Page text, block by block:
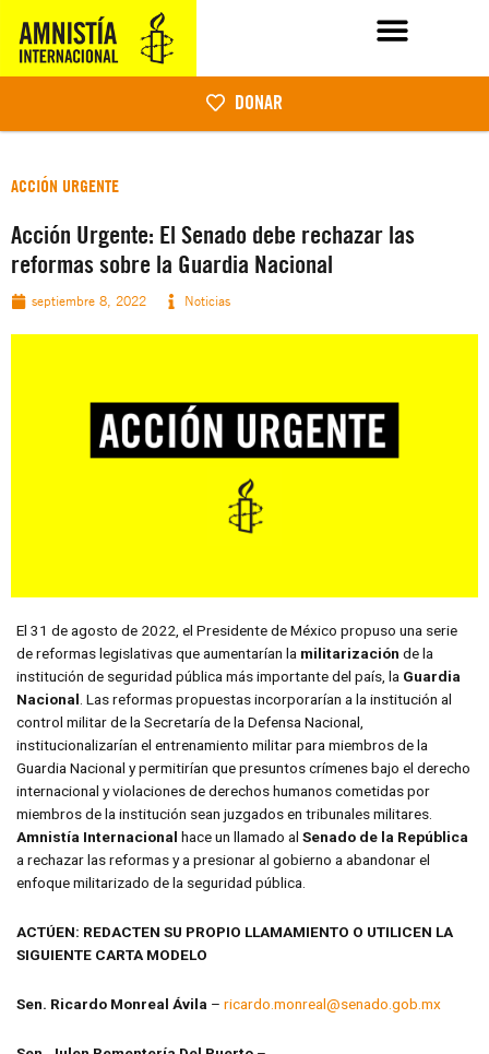
DONAR
ACCIÓN URGENTE
Acción Urgente: El Senado debe rechazar las
reformas sobre la Guardia Nacional
septiembre 8, 2022 Noticias
El 31 de agosto de 2022, el Presidente de México propuso una serie
de reformas legislativas que aumentarían la militarización de la
institución de seguridad pública más importante del país, la Guardia
Nacional . Las reformas propuestas incorporarían a la institución al
control militar de la Secretaría de la Defensa Nacional,
institucionalizarían el entrenamiento militar para miembros de la
Guardia Nacional y permitirían que presuntos crímenes bajo el derecho
internacional y violaciones de derechos humanos cometidas por
miembros de la institución sean juzgados en tribunales militares.
Amnistía Internacional hace un llamado al Senado de la República
a rechazar las reformas y a presionar al gobierno a abandonar el
enfoque militarizado de la seguridad pública.
ACTÚEN: REDACTEN SU PROPIO LLAMAMIENTO O UTILICEN LA
SIGUIENTE CARTA MODELO
Sen. Ricardo Monreal Ávila – ricardo.monreal@senado.gob.mx